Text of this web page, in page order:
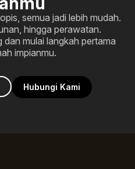
semua jadi lebih mudah.
hingga perawatan.
mulai langkah pertama
impianmu.
Hubungi Kami